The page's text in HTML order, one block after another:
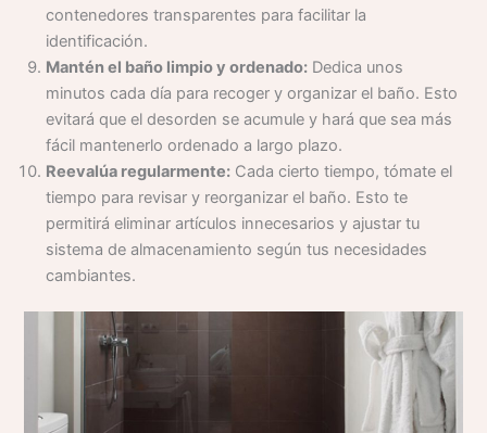
contenedores transparentes para facilitar la
identificación.
Mantén el baño limpio y ordenado: Dedica unos
minutos cada día para recoger y organizar el baño. Esto
evitará que el desorden se acumule y hará que sea más
fácil mantenerlo ordenado a largo plazo.
Reevalúa regularmente: Cada cierto tiempo, tómate el
tiempo para revisar y reorganizar el baño. Esto te
permitirá eliminar artículos innecesarios y ajustar tu
sistema de almacenamiento según tus necesidades
cambiantes.